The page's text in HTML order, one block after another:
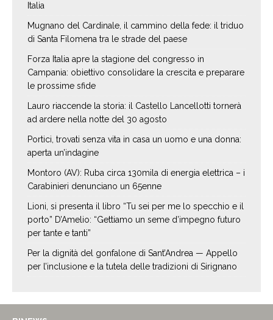
Italia
Mugnano del Cardinale, il cammino della fede: il triduo
di Santa Filomena tra le strade del paese
Forza Italia apre la stagione del congresso in
Campania: obiettivo consolidare la crescita e preparare
le prossime sfide
Lauro riaccende la storia: il Castello Lancellotti tornerà
ad ardere nella notte del 30 agosto
Portici, trovati senza vita in casa un uomo e una donna:
aperta un’indagine
Montoro (AV): Ruba circa 130mila di energia elettrica – i
Carabinieri denunciano un 65enne
Lioni, si presenta il libro “Tu sei per me lo specchio e il
porto” D’Amelio: “Gettiamo un seme d’impegno futuro
per tante e tanti”
Per la dignità del gonfalone di Sant’Andrea — Appello
per l’inclusione e la tutela delle tradizioni di Sirignano